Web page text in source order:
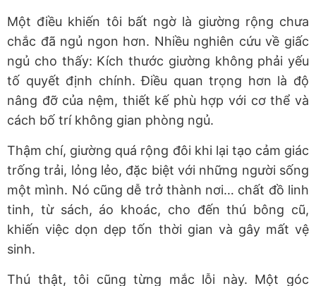
Một điều khiến tôi bất ngờ là giường rộng chưa
chắc đã ngủ ngon hơn. Nhiều nghiên cứu về giấc
ngủ cho thấy: Kích thước giường không phải yếu
tố quyết định chính. Điều quan trọng hơn là độ
nâng đỡ của nệm, thiết kế phù hợp với cơ thể và
cách bố trí không gian phòng ngủ.
Thậm chí, giường quá rộng đôi khi lại tạo cảm giác
trống trải, lỏng lẻo, đặc biệt với những người sống
một mình. Nó cũng dễ trở thành nơi… chất đồ linh
tinh, từ sách, áo khoác, cho đến thú bông cũ,
khiến việc dọn dẹp tốn thời gian và gây mất vệ
sinh.
Thú thật, tôi cũng từng mắc lỗi này. Một góc